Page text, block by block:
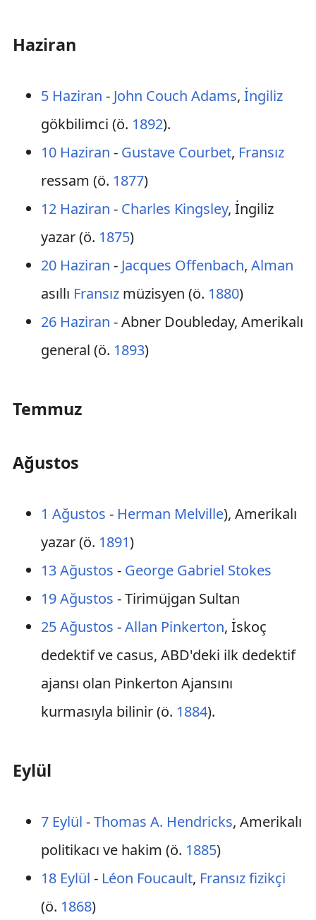
Haziran
5 Haziran - John Couch Adams, İngiliz
gökbilimci (ö. 1892).
10 Haziran - Gustave Courbet, Fransız
ressam (ö. 1877)
12 Haziran - Charles Kingsley, İngiliz
yazar (ö. 1875)
20 Haziran - Jacques Offenbach, Alman
asıllı Fransızmüzisyen (ö. 1880)
26 Haziran - Abner Doubleday, Amerikalı
general (ö. 1893)
Temmuz
Ağustos
1 Ağustos - Herman Melville), Amerikalı
yazar (ö. 1891)
13 Ağustos - George Gabriel Stokes
19 Ağustos - Tirimüjgan Sultan
25 Ağustos -Allan Pinkerton, İskoç
dedektif ve casus, ABD'deki ilk dedektif
ajansı olan Pinkerton Ajansını
kurmasıyla bilinir (ö. 1884).
Eylül
7 Eylül -Thomas A. Hendricks, Amerikalı
politikacı ve hakim (ö. 1885)
18 Eylül - Léon Foucault, Fransızfizikçi
(ö. 1868)